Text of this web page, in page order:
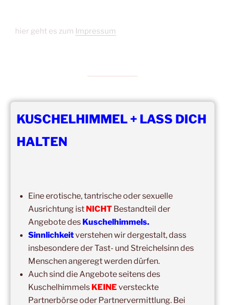
hier geht es zum Impressum
NEWSLETTER-ANMELDUNG
Email
Ich bin
Erlaubst du die zweckgebundene Speicherung und
Verarbeitung deiner Daten gemäß DS-GVO?
KUSCHELHIMMEL + LASS DICH
HALTEN
Eine erotische, tantrische oder sexuelle
Ausrichtung ist NICHTBestandteil der
Angebote des Kuschelhimmels.
Sinnlichkeitverstehen wir dergestalt, dass
insbesondere der Tast- und Streichelsinn des
Menschen angeregt werden dürfen.
Auch sind die Angebote seitens des
Kuschelhimmels KEINE versteckte
Partnerbörse oder Partnervermittlung. Bei